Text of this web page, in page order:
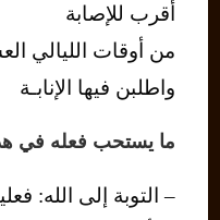
أقرب للإصابة
من أوقات الليالي
واطلبن فيها الإنابـة
ما يستحب فعله في
– التوبة إلى الله: